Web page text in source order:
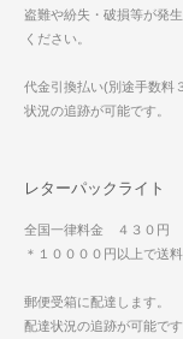
盗難や紛失・破損等が発
ください。
代金引換払い(別途手数料
状況の追跡が可能です。
レターパックライト
全国一律料金 ４３０円
＊１００００円以上で送
郵便受箱に配達します。
配達状況の追跡が可能です